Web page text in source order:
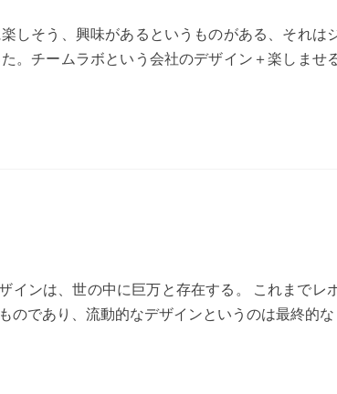
しそう、興味があるというものがある、それは
。チームラボという会社のデザイン＋楽しませ
インは、世の中に巨万と存在する。 これまでレ
のであり、流動的なデザインというのは最終的な